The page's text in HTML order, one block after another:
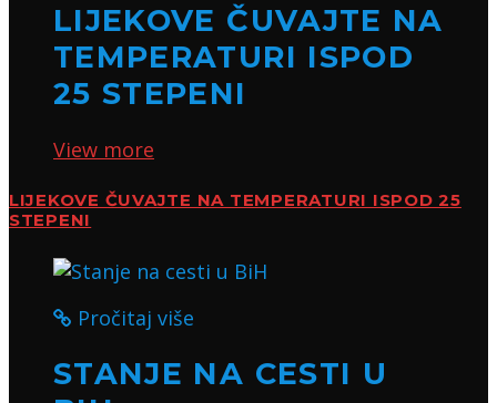
LIJEKOVE ČUVAJTE NA
TEMPERATURI ISPOD
25 STEPENI
View more
LIJEKOVE ČUVAJTE NA TEMPERATURI ISPOD 25
STEPENI
Pročitaj više
STANJE NA CESTI U